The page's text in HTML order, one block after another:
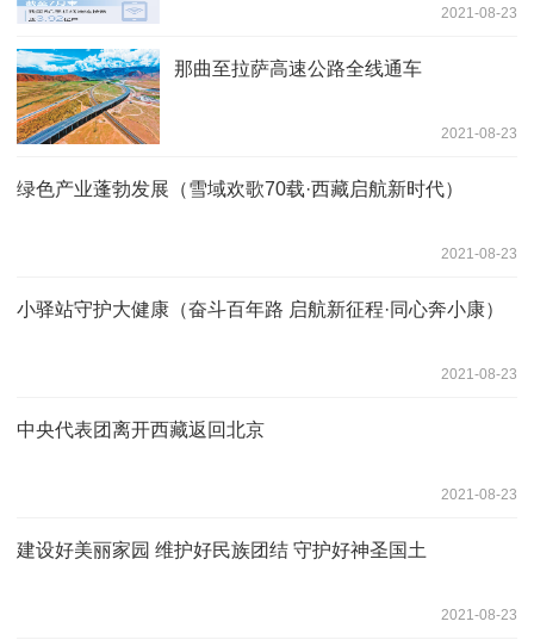
2021-08-23
那曲至拉萨高速公路全线通车
2021-08-23
绿色产业蓬勃发展（雪域欢歌70载·西藏启航新时代）
2021-08-23
小驿站守护大健康（奋斗百年路 启航新征程·同心奔小康）
2021-08-23
中央代表团离开西藏返回北京
2021-08-23
建设好美丽家园 维护好民族团结 守护好神圣国土
2021-08-23